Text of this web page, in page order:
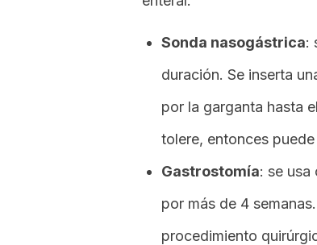
Sonda nasogástrica:
duración. Se inserta
por la garganta hasta
tolere, entonces
Gastrostomía: se usa
por más de 4
procedimiento